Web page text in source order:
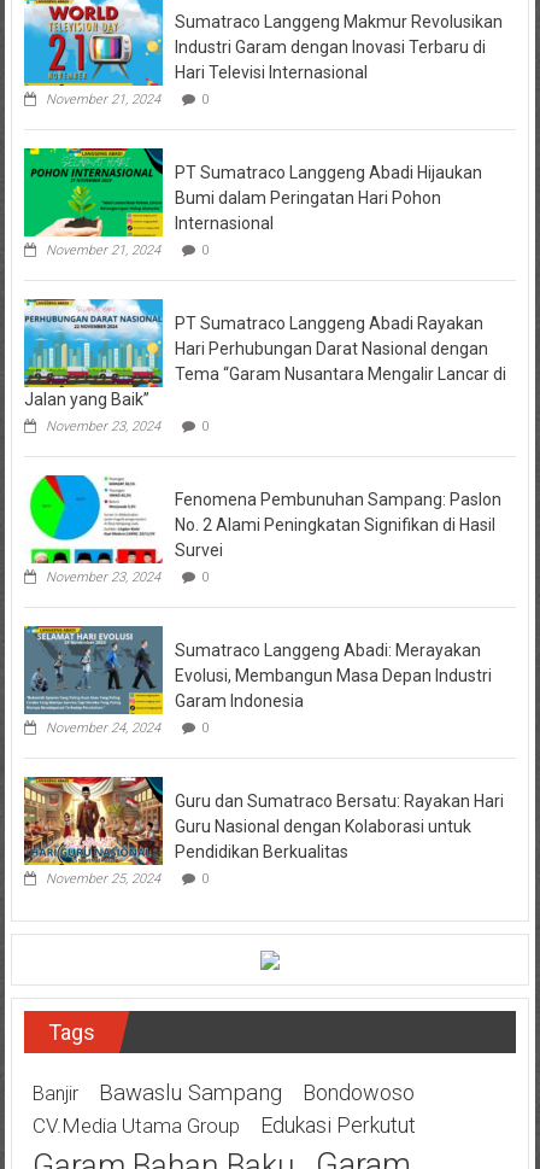
Dipanggil
Sumatraco Langgeng Makmur Revolusikan
Industri Garam dengan Inovasi Terbaru di
Hari Televisi Internasional
November 21, 2024 0
PT Sumatraco Langgeng Abadi Hijaukan
Bumi dalam Peringatan Hari Pohon
Internasional
November 21, 2024 0
PT Sumatraco Langgeng Abadi Rayakan
Hari Perhubungan Darat Nasional dengan
Tema “Garam Nusantara Mengalir Lancar di
Jalan yang Baik”
November 23, 2024 0
Fenomena Pembunuhan Sampang: Paslon
No. 2 Alami Peningkatan Signifikan di Hasil
Survei
November 23, 2024 0
Sumatraco Langgeng Abadi: Merayakan
Evolusi, Membangun Masa Depan Industri
Garam Indonesia
November 24, 2024 0
Guru dan Sumatraco Bersatu: Rayakan Hari
Guru Nasional dengan Kolaborasi untuk
Pendidikan Berkualitas
November 25, 2024 0
Tags
Banjir Bawaslu Sampang Bondowoso
CV.Media Utama Group Edukasi Perkutut